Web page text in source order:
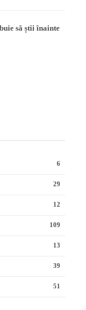
să știi înainte
6
29
12
109
13
39
51